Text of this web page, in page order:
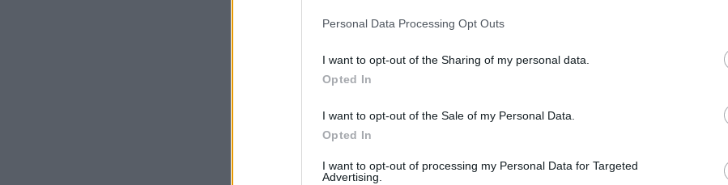
Personal Data Processing Opt Outs
I want to opt-out of the Sharing of my personal data.
Opted In
I want to opt-out of the Sale of my Personal Data.
Opted In
I want to opt-out of processing my Personal Data for Targeted
Advertising.